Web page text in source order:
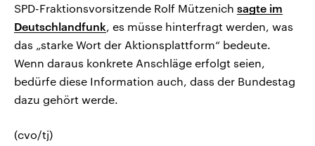
SPD-Fraktionsvorsitzende Rolf Mützenich sagte im
Deutschlandfunk, es müsse hinterfragt werden, was
das „starke Wort der Aktionsplattform“ bedeute.
Wenn daraus konkrete Anschläge erfolgt seien,
bedürfe diese Information auch, dass der Bundestag
dazu gehört werde.
(cvo/tj)